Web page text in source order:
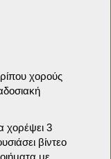
χορούς
χορέψει 3
βίντεο
με